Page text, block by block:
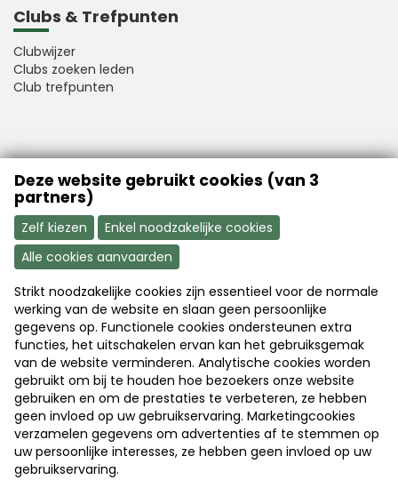
Clubs & Trefpunten
Clubwijzer
Clubs zoeken leden
Club trefpunten
VFB is a member of Better Finance
Aanmelden Word nu lid
Disclaimer|Copyright|Privacy
Deze website gebruikt cookies (van 3
partners)
Zelf kiezen
Enkel noodzakelijke cookies
Alle cookies aanvaarden
Strikt noodzakelijke cookies zijn essentieel voor de normale
werking van de website en slaan geen persoonlijke
gegevens op. Functionele cookies ondersteunen extra
functies, het uitschakelen ervan kan het gebruiksgemak
van de website verminderen. Analytische cookies worden
gebruikt om bij te houden hoe bezoekers onze website
gebruiken en om de prestaties te verbeteren, ze hebben
geen invloed op uw gebruikservaring. Marketingcookies
verzamelen gegevens om advertenties af te stemmen op
uw persoonlijke interesses, ze hebben geen invloed op uw
gebruikservaring.
© 2026 Vlaamse Federatie van Beleggers
Webdesign & development byServico